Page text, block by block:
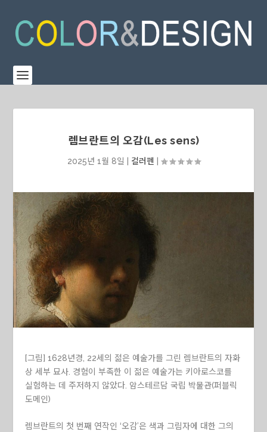
렘브란트의 오감(Les sens)
2025년 1월 8일 컬러펜
[그림] 1628년경, 22세의 젊은 예술가를 그린 렘브란트의 자화
상 세부 묘사. 경험이 부족한 이 젊은 예술가는 키아로스코를
실험하는 데 주저하지 않았다. 암스테르담 국립 박물관(퍼블릭
도메인)
렘브란트의 첫 번째 연작인 ‘오감’은 색과 그림자에 대한 그의